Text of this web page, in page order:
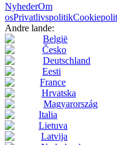
NyhederOm
osPrivatlivspolitik
Andre lande:
België
Česko
Deutschland
Eesti
France
Hrvatska
Magyarország
Italia
Lietuva
Latvija